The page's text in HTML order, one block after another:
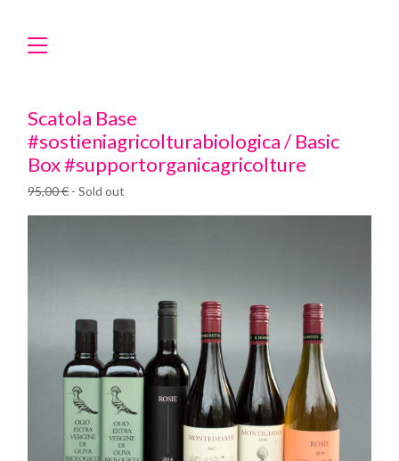
Scatola Base
#sostieniagricolturabiologica / Basic
Box #supportorganicagricolture
95,00€- Sold out